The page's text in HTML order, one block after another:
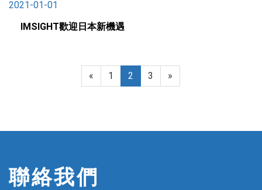
2021-01-01
IMSIGHT歡迎日本新機遇
« 1 2 3 »
聯絡我們